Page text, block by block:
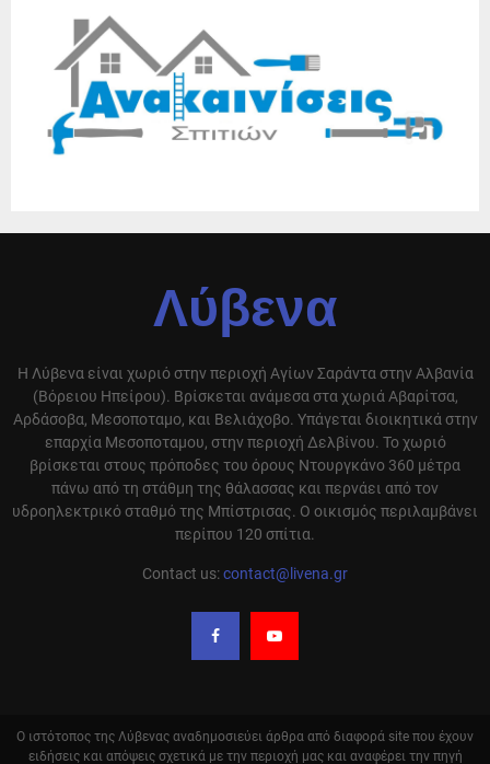
Λύβενα
Η Λύβενα είναι χωριό στην περιοχή Αγίων Σαράντα στην Αλβανία
(Βόρειου Ηπείρου). Βρίσκεται ανάμεσα στα χωριά Αβαρίτσα,
Αρδάσοβα, Μεσοποταμο, και Βελιάχοβο. Υπάγεται διοικητικά στην
επαρχία Μεσοποταμου, στην περιοχή Δελβίνου. Το χωριό
βρίσκεται στους πρόποδες του όρους Ντουργκάνο 360 μέτρα
πάνω από τη στάθμη της θάλασσας και περνάει από τον
υδροηλεκτρικό σταθμό της Μπίστρισας. Ο οικισμός περιλαμβάνει
περίπου 120 σπίτια.
Contact us:contact@livena.gr
Ο ιστότοπος της Λύβενας αναδημοσιεύει άρθρα από διαφορά site που έχουν
ειδήσεις και απόψεις σχετικά με την περιοχή μας και αναφέρει την πηγή